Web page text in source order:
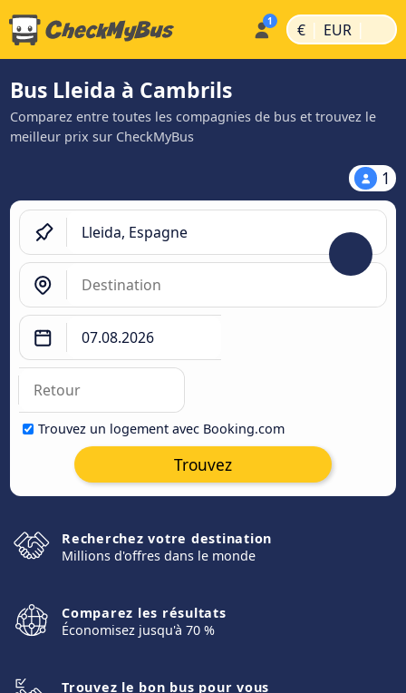
€ | EUR |
Bus Lleida à Cambrils
Comparez entre toutes les compagnies de bus et trouvez le
meilleur prix sur CheckMyBus
1
Trouvez un logement avec Booking.com
Trouvez
Recherchez votre destination
Millions d'offres dans le monde
Comparez les résultats
Économisez jusqu'à 70 %
Trouvez le bon bus pour vous